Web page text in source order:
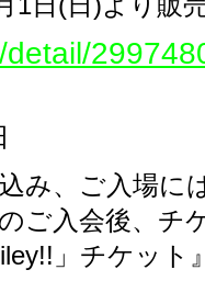
み、ご入場に
ご入会後、チ
」チケット